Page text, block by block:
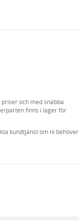
och med snabba
finns i lager för
kundtjänst om ni behöver